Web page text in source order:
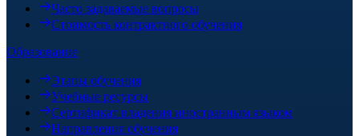
Часто задаваемые вопросы
Стоимость контрактного обучения
Образование
Этапы обучения
Учебные ресурсы
Сертификат владения иностранным языком
Направления обучения